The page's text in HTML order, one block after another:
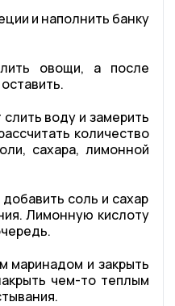
и наполнить банку
овощи, а после
воду и замерить
количество
сахара, лимонной
соль и сахар
Лимонную кислоту
маринадом и закрыть
чем-то теплым